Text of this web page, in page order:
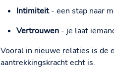
Intimiteit- een stap naar
Vertrouwen- je laat
Vooral in nieuwe relaties is de
aantrekkingskracht echt is.